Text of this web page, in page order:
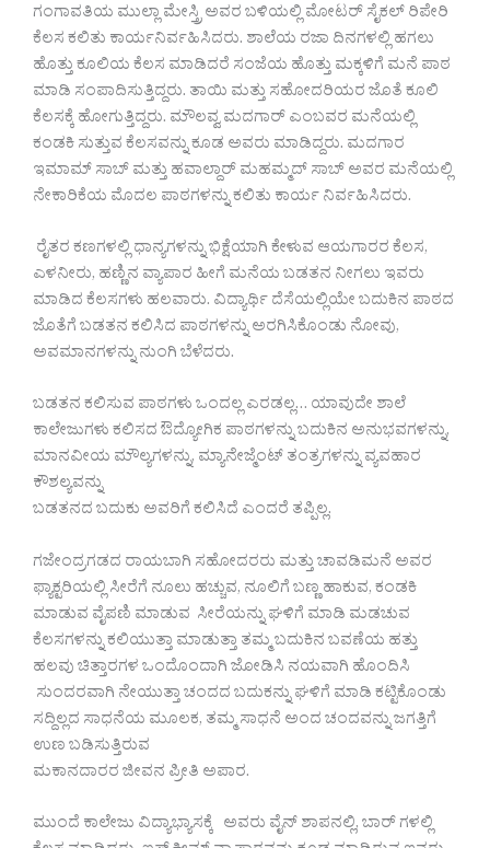
ಗಂಗಾವತಿಯ ಮುಲ್ಲಾ ಮೇಸ್ತ್ರಿ ಅವರ ಬಳಿಯಲ್ಲಿ ಮೋಟರ್ ಸೈಕಲ್ ರಿಪೇರಿ
ಕೆಲಸ ಕಲಿತು ಕಾರ್ಯನಿರ್ವಹಿಸಿದರು. ಶಾಲೆಯ ರಜಾ ದಿನಗಳಲ್ಲಿ ಹಗಲು
ಹೊತ್ತು ಕೂಲಿಯ ಕೆಲಸ ಮಾಡಿದರೆ ಸಂಜೆಯ ಹೊತ್ತು ಮಕ್ಕಳಿಗೆ ಮನೆ ಪಾಠ
ಮಾಡಿ ಸಂಪಾದಿಸುತ್ತಿದ್ದರು. ತಾಯಿ ಮತ್ತು ಸಹೋದರಿಯರ ಜೊತೆ ಕೂಲಿ
ಕೆಲಸಕ್ಕೆ ಹೋಗುತ್ತಿದ್ದರು. ಮೌಲವ್ವ ಮದಗಾರ್ ಎಂಬವರ ಮನೆಯಲ್ಲಿ
ಕಂಡಕಿ ಸುತ್ತುವ ಕೆಲಸವನ್ನು ಕೂಡ ಅವರು ಮಾಡಿದ್ದರು. ಮದಗಾರ
ಇಮಾಮ್ ಸಾಬ್ ಮತ್ತು ಹವಾಲ್ದಾರ್ ಮಹಮ್ಮದ್ ಸಾಬ್ ಅವರ ಮನೆಯಲ್ಲಿ
ನೇಕಾರಿಕೆಯ ಮೊದಲ ಪಾಠಗಳನ್ನು ಕಲಿತು ಕಾರ್ಯ ನಿರ್ವಹಿಸಿದರು.
ರೈತರ ಕಣಗಳಲ್ಲಿ ಧಾನ್ಯಗಳನ್ನು ಭಿಕ್ಷೆಯಾಗಿ ಕೇಳುವ ಆಯಗಾರರ ಕೆಲಸ,
ಎಳನೀರು, ಹಣ್ಣಿನ ವ್ಯಾಪಾರ ಹೀಗೆ ಮನೆಯ ಬಡತನ ನೀಗಲು ಇವರು
ಮಾಡಿದ ಕೆಲಸಗಳು ಹಲವಾರು. ವಿದ್ಯಾರ್ಥಿ ದೆಸೆಯಲ್ಲಿಯೇ ಬದುಕಿನ ಪಾಠದ
ಜೊತೆಗೆ ಬಡತನ ಕಲಿಸಿದ ಪಾಠಗಳನ್ನು ಅರಗಿಸಿಕೊಂಡು ನೋವು,
ಅವಮಾನಗಳನ್ನು ನುಂಗಿ ಬೆಳೆದರು.
ಬಡತನ ಕಲಿಸುವ ಪಾಠಗಳು ಒಂದಲ್ಲ ಎರಡಲ್ಲ… ಯಾವುದೇ ಶಾಲೆ
ಕಾಲೇಜುಗಳು ಕಲಿಸದ ಔದ್ಯೋಗಿಕ ಪಾಠಗಳನ್ನು ಬದುಕಿನ ಅನುಭವಗಳನ್ನು,
ಮಾನವೀಯ ಮೌಲ್ಯಗಳನ್ನು, ಮ್ಯಾನೇಜ್ಮೆಂಟ್ ತಂತ್ರಗಳನ್ನು ವ್ಯವಹಾರ
ಕೌಶಲ್ಯವನ್ನು
ಬಡತನದ ಬದುಕು ಅವರಿಗೆ ಕಲಿಸಿದೆ ಎಂದರೆ ತಪ್ಪಿಲ್ಲ.
ಗಜೇಂದ್ರಗಡದ ರಾಯಬಾಗಿ ಸಹೋದರರು ಮತ್ತು ಚಾವಡಿಮನೆ ಅವರ
ಫ್ಯಾಕ್ಟರಿಯಲ್ಲಿ ಸೀರೆಗೆ ನೂಲು ಹಚ್ಚುವ, ನೂಲಿಗೆ ಬಣ್ಣ ಹಾಕುವ, ಕಂಡಕಿ
ಮಾಡುವ ವೈಪಣಿ ಮಾಡುವ ಸೀರೆಯನ್ನು ಘಳಿಗೆ ಮಾಡಿ ಮಡಚುವ
ಕೆಲಸಗಳನ್ನು ಕಲಿಯುತ್ತಾ ಮಾಡುತ್ತಾ ತಮ್ಮ ಬದುಕಿನ ಬವಣೆಯ ಹತ್ತು
ಹಲವು ಚಿತ್ತಾರಗಳ ಒಂದೊಂದಾಗಿ ಜೋಡಿಸಿ ನಯವಾಗಿ ಹೊಂದಿಸಿ
ಸುಂದರವಾಗಿ ನೇಯುತ್ತಾ ಚಂದದ ಬದುಕನ್ನು ಘಳಿಗೆ ಮಾಡಿ ಕಟ್ಟಿಕೊಂಡು
ಸದ್ದಿಲ್ಲದ ಸಾಧನೆಯ ಮೂಲಕ, ತಮ್ಮ ಸಾಧನೆ ಅಂದ ಚಂದವನ್ನು ಜಗತ್ತಿಗೆ
ಉಣ ಬಡಿಸುತ್ತಿರುವ
ಮಕಾನದಾರರ ಜೀವನ ಪ್ರೀತಿ ಅಪಾರ.
ಮುಂದೆ ಕಾಲೇಜು ವಿದ್ಯಾಭ್ಯಾಸಕ್ಕೆ ಅವರು ವೈನ್ ಶಾಪನಲ್ಲಿ, ಬಾರ್ ಗಳಲ್ಲಿ